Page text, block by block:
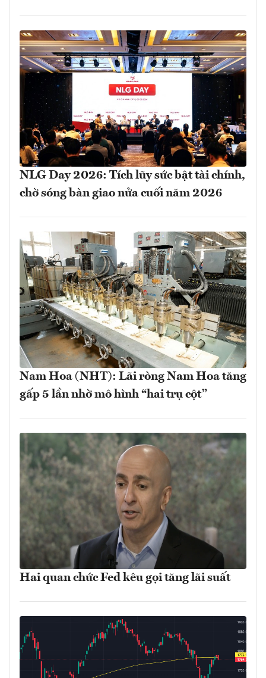
NLG Day 2026: Tích lũy sức bật tài chính,
chờ sóng bàn giao nửa cuối năm 2026
Nam Hoa (NHT): Lãi ròng Nam Hoa tăng
gấp 5 lần nhờ mô hình “hai trụ cột”
Hai quan chức Fed kêu gọi tăng lãi suất